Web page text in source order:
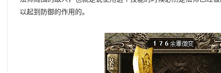
以起到防御的作用的。